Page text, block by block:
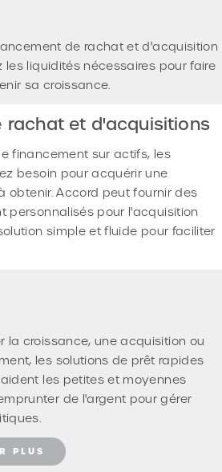
de rachat et d'acquisition
les liquidités nécessaires pour faire
sa croissance.
rachat et d'acquisitions
financement sur actifs, les
besoin pour acquérir une
obtenir. Accord peut fournir des
personnalisés pour l'acquisition
simple et fluide pour faciliter
la croissance, une acquisition ou
les solutions de prêt rapides
les petites et moyennes
de l'argent pour gérer
PLUS